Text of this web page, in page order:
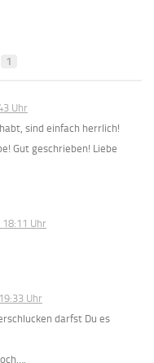
1
Uhr
sind einfach herrlich!
Gut geschrieben! Liebe
Uhr
Uhr
darfst Du es